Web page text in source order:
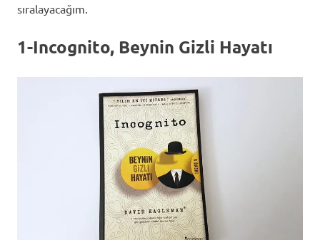
sıralayacağım.
1-Incognito, Beynin Gizli Hayatı